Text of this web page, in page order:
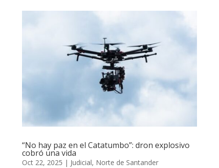
“No hay paz en el Catatumbo”: dron explosivo
cobró una vida
Oct 22, 2025 | Judicial, Norte de Santander